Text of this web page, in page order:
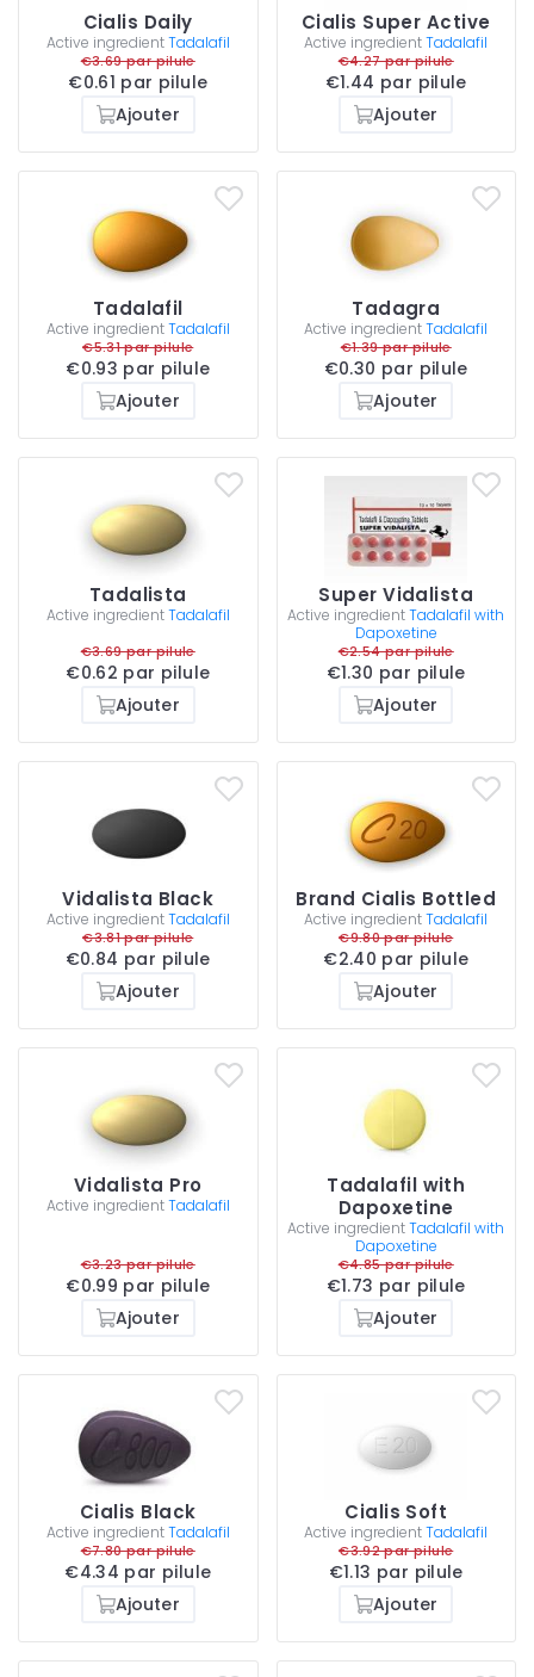
Cialis Daily
Active ingredientTadalafil
€3.69 par pilule
€0.61 par pilule
Ajouter
Cialis Super Active
Active ingredientTadalafil
€4.27 par pilule
€1.44 par pilule
Ajouter
Tadalafil
Active ingredientTadalafil
€5.31 par pilule
€0.93 par pilule
Ajouter
Tadagra
Active ingredientTadalafil
€1.39 par pilule
€0.30 par pilule
Ajouter
Tadalista
Active ingredientTadalafil
€3.69 par pilule
€0.62 par pilule
Ajouter
Super Vidalista
Active ingredientTadalafil with
Dapoxetine
€2.54 par pilule
€1.30 par pilule
Ajouter
Vidalista Black
Active ingredientTadalafil
€3.81 par pilule
€0.84 par pilule
Ajouter
Brand Cialis Bottled
Active ingredientTadalafil
€9.80 par pilule
€2.40 par pilule
Ajouter
Vidalista Pro
Active ingredientTadalafil
€3.23 par pilule
€0.99 par pilule
Ajouter
Tadalafil with
Dapoxetine
Active ingredientTadalafil with
Dapoxetine
€4.85 par pilule
€1.73 par pilule
Ajouter
Cialis Black
Active ingredientTadalafil
€7.80 par pilule
€4.34 par pilule
Ajouter
Cialis Soft
Active ingredientTadalafil
€3.92 par pilule
€1.13 par pilule
Ajouter